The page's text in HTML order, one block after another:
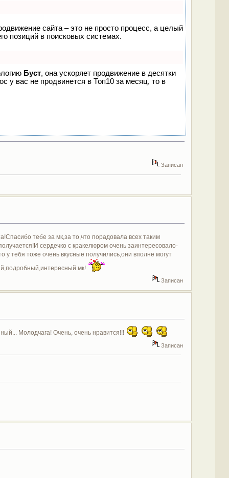
сайта – это не просто процесс, а целый
позиций в поисковых системах.
Буст, она ускоряет продвижение в десятки
у вас не продвинется в Топ10 за месяц, то в
Записан
тебе за мк,за то,что порадовала всех таким
сердечко с кракелюром очень заинтересовало-
у тебя тоже очень вкусные получились,они вполне могут
мк!
Записан
Молодчага! Очень, очень нравится!!!
Записан